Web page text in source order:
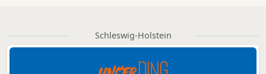
Schleswig-Holstein